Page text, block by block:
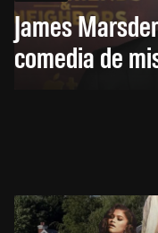
James
comedia de